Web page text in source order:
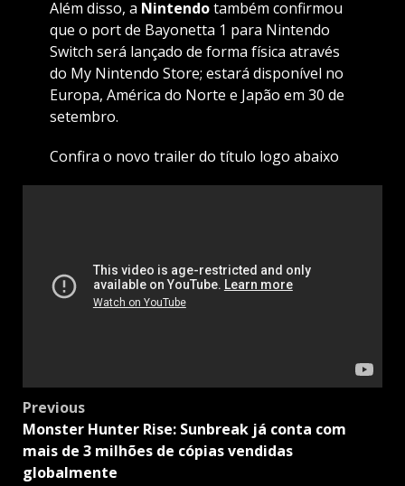
Além disso, a Nintendotambém confirmou
que o port de Bayonetta 1 para Nintendo
Switch será lançado de forma física através
do My Nintendo Store; estará disponível no
Europa, América do Norte e Japão em 30 de
setembro.
Confira o novo trailer do título logo abaixo
Post
navigation
Previous
Monster Hunter Rise: Sunbreak já conta com
mais de 3 milhões de cópias vendidas
globalmente